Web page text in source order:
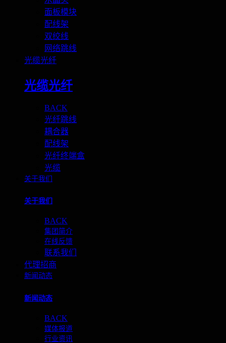
面板模块
配线架
双绞线
网络跳线
光缆光纤
光缆光纤
BACK
光纤跳线
耦合器
配线架
光纤终端盒
光缆
关于我们
关于我们
BACK
集团简介
在线反馈
联系我们
代理招商
新闻动态
新闻动态
BACK
媒体报道
行业资讯